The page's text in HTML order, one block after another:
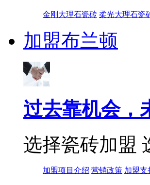
金刚大理石瓷砖 柔光大理石瓷
加盟布兰顿
过去靠机会，
选择瓷砖加盟
加盟项目介绍 营销政策 加盟支